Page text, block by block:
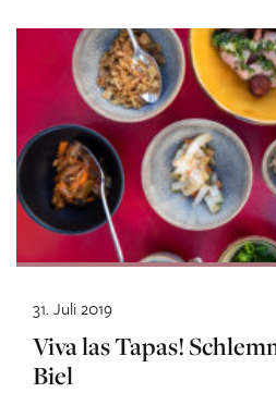
Viva las Tapas!
Biel
31. Juli 2019